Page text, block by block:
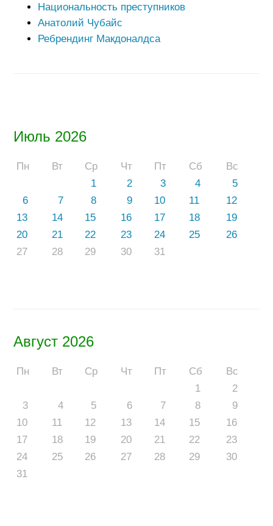
Июль 2026
Пн Вт Ср Чт Пт Сб
Вс
1
2 3 4
5
6
7 8 9 10 11
12
13
14 15 16 17 18
19
20
21 22 23 24 25
26
27
28 29 30 31
Август 2026
Пн Вт Ср Чт Пт Сб
Вс
1
2
3
4 5 6 7 8
9
10
11 12 13 14 15
16
17
18 19 20 21 22
23
24
25 26 27 28 29
30
31
Национальность преступников
Анатолий Чубайс
Ребрендинг Макдоналдса